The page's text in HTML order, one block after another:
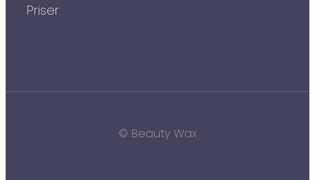
Priser
© Beauty Wax